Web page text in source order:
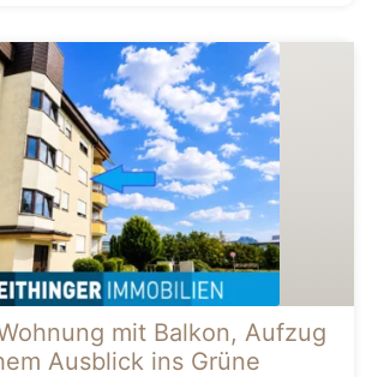
mit Balkon, Aufzug
Ausblick ins Grüne